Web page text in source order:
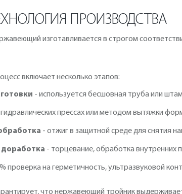
ПРОИЗВОДСТВА
изготавливается в строгом
включает несколько этапов:
- используется бесшовная труба или
гидравлических прессах или методом вытяжки
- отжиг в защитной среде для снятия
доработка - торцевание, обработка внутренних
проверка на герметичность, ультразвуковой
что нержавеющий тройник